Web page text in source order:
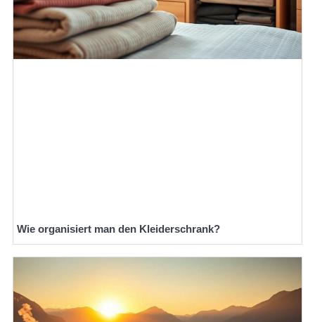
Wie organisiert man den Kleiderschrank?